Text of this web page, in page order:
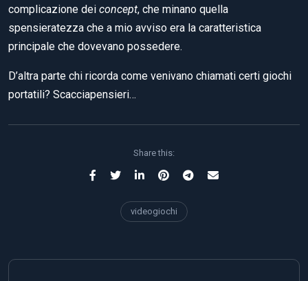
videogiochi
Previous Post
AMD e NVidia: l’evoluzione della
specie (parte 1)
Charles Simonyi, dall’Ungheria ai